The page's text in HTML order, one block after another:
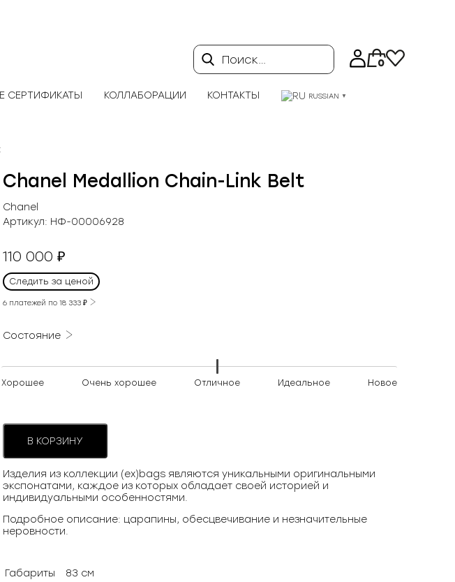
Поиск… 0
СЕРТИФИКАТЫ КОЛЛАБОРАЦИИ КОНТАКТЫ RUSSIAN ▼
Chanel Medallion Chain-Link Belt
Chanel
Артикул: НФ-00006928
110 000 ₽
Следить за ценой
6 платежей по 18 333 ₽
Состояние
Хорошее Очень хорошее Отличное Идеальное Новое
В КОРЗИНУ
Изделия из коллекции (ex)bags являются уникальными оригинальными
экспонатами, каждое из которых обладает своей историей и
индивидуальными особенностями.
Подробное описание: царапины, обесцвечивание и незначительные
неровности.
Габариты
83 см